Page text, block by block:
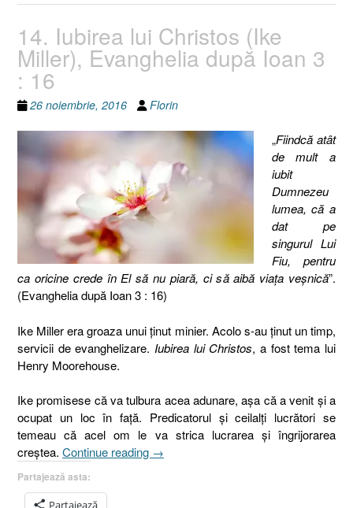
14. Iubirea lui Christos (Ike
Miller), Evanghelia după Ioan 3
: 16
26 noiembrie, 2016 Florin
„Fiindcă atât
de mult a
iubit
Dumnezeu
lumea, că a
dat pe
singurul Lui
Fiu, pentru
ca oricine crede în El să nu piară, ci să aibă viaţa veşnică”.
(Evanghelia după Ioan 3 : 16)
Ike Miller era groaza unui ţinut minier. Acolo s-au ţinut un timp,
servicii de evanghelizare. Iubirea lui Christos, a fost tema lui
Henry Moorehouse.
Ike promisese că va tulbura acea adunare, aşa că a venit şi a
ocupat un loc în faţă. Predicatorul şi ceilalţi lucrători se
temeau că acel om le va strica lucrarea şi îngrijorarea
creştea. Continue reading „14.
→
Partajează asta:
Partajează